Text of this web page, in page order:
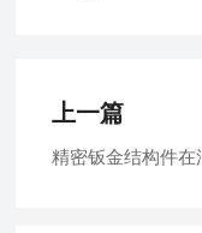
上一篇
精密钣金结构件